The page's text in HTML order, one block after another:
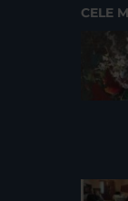
CELE